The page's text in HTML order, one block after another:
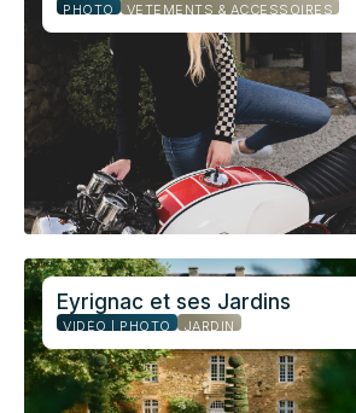
PHOTO VÊTEMENTS & ACCESSOIRES
Eyrignac et ses Jardins
VIDÉO | PHOTO JARDIN